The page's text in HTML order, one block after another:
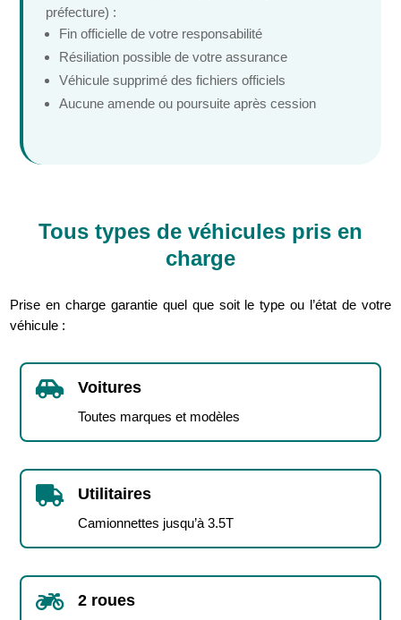
préfecture) :
Fin officielle de votre responsabilité
Résiliation possible de votre assurance
Véhicule supprimé des fichiers officiels
Aucune amende ou poursuite après cession
Tous types de véhicules pris en
charge
Prise en charge garantie quel que soit le type ou l’état de votre
véhicule :
 Voitures
Toutes marques et modèles
 Utilitaires
Camionnettes jusqu’à 3.5T
 2 roues